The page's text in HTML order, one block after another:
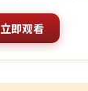
立即观看